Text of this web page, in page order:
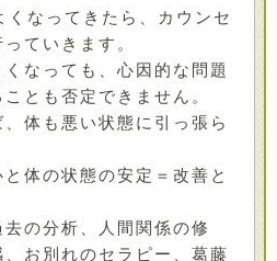
なってきたら、カウンセ
ていきます。
なっても、心因的な問題
とも否定できません。
体も悪い状態に引っ張ら
体の状態の安定＝改善と
の分析、人間関係の修
お別れのセラピー、葛藤